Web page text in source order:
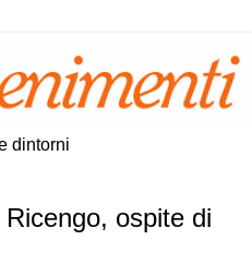
dintorni
ospite di